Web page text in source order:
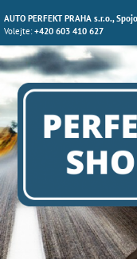
AUTO PERFEKT PRAHA s.r.o.,
Volejte:+420 603 410 627